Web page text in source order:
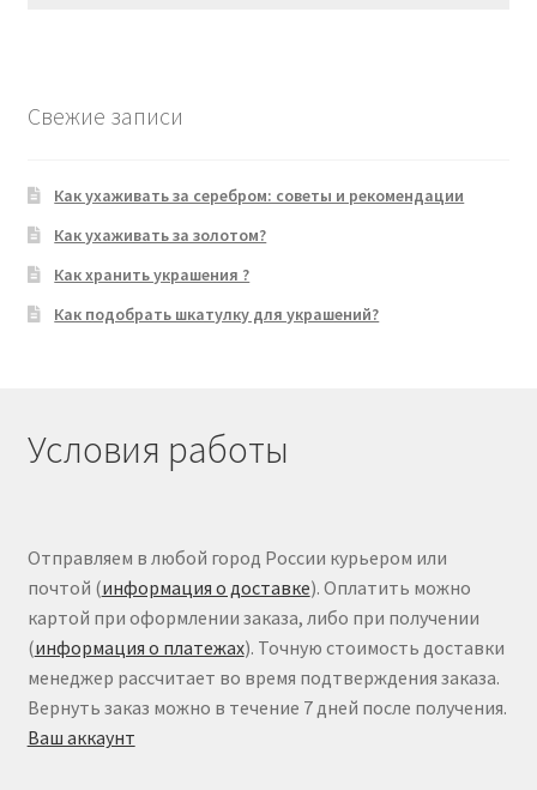
Свежие записи
Как ухаживать за серебром: советы и рекомендации
Как ухаживать за золотом?
Как хранить украшения ?
Как подобрать шкатулку для украшений?
Условия работы
Отправляем в любой город России курьером или
почтой (информация о доставке). Оплатить можно
картой при оформлении заказа, либо при получении
(информация о платежах). Точную стоимость доставки
менеджер рассчитает во время подтверждения заказа.
Вернуть заказ можно в течение 7 дней после получения.
Ваш аккаунт